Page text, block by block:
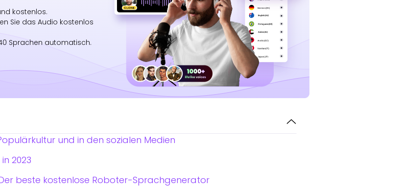
kostenlos.
Sie das Audio kostenlos
Sprachen automatisch.
und in den sozialen Medien
2023
beste kostenlose Roboter-Sprachgenerator